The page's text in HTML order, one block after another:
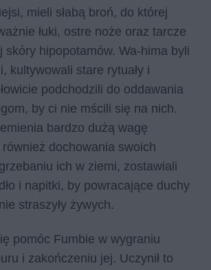
mieli słabą broń, do której
łuki, ostre noże oraz tarcze
skóry hipopotamów. Wa-hima byli
kultywowali stare rytuały i
podchodzili do oddawania
by ci nie mścili się na nich.
bardzo dużą wagę
dochowania swoich
ich w ziemi, zostawiali
i napitki, by powracające duchy
straszyły żywych.
pomóc Fumbie w wygraniu
i zakończeniu jej. Uczynił to